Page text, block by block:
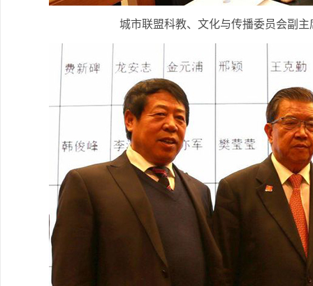
城市联盟科教、文化与传播委员会副